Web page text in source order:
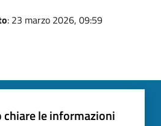
: 23 marzo 2026, 09:59
chiare le informazioni